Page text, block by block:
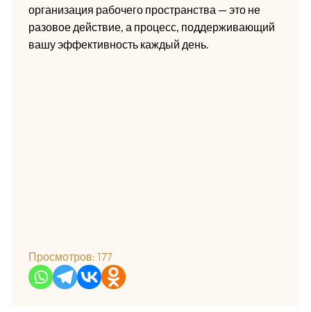
организация рабочего пространства — это не
разовое действие, а процесс, поддерживающий
вашу эффективность каждый день.
Просмотров: 177